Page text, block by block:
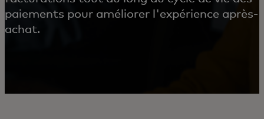
paiements pour améliorer l'expérience après-
achat.